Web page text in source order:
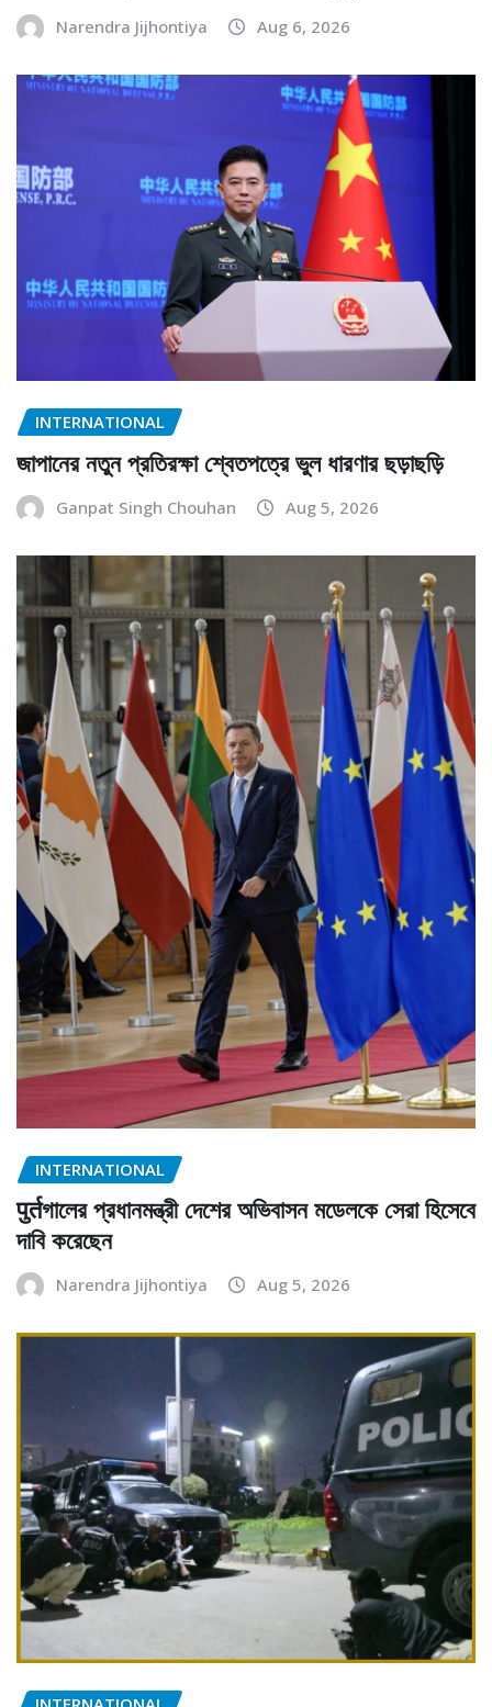
Narendra Jijhontiya Aug 6, 2026
INTERNATIONAL
জাপানের নতুন প্রতিরক্ষা শ্বেতপত্রে ভুল ধারণার ছড়াছড়ি
Ganpat Singh Chouhan Aug 5, 2026
INTERNATIONAL
पुर्तগালের প্রধানমন্ত্রী দেশের অভিবাসন মডেলকে সেরা হিসেবে
দাবি করেছেন
Narendra Jijhontiya Aug 5, 2026